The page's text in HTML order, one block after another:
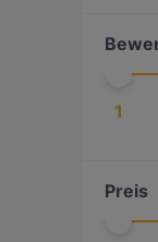
1
Preis